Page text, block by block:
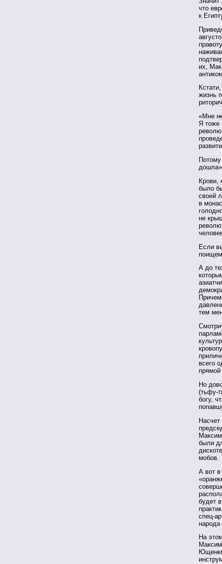
что
к
их,
жизнь
«Мне
Я тоже
Крови,
было
своей
в
не
Если
А до
тем
всего
прямой
Но
(тьфу-
богу,
были
мобов.
А вот в
будет
спец-
На